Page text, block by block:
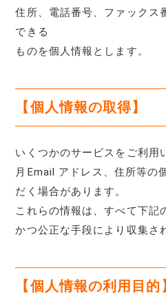
住所、電話番号、ファックス
できる
ものを個人情報とします。
【個人情報の取得】
いくつかのサービスをご利用
月Email アドレス、住所等の
だく場合があります。
これらの情報は、すべて下記
かつ公正な手段により収集さ
【個人情報の利用目的